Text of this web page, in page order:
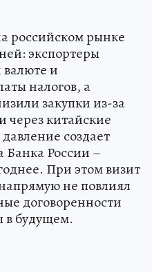
российском рынке
экспортеры
валюте и
налогов, а
закупки из-за
через китайские
создает
Банка России –
При этом визит
не повлиял
договоренности
в будущем.